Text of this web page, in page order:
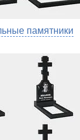
памятники